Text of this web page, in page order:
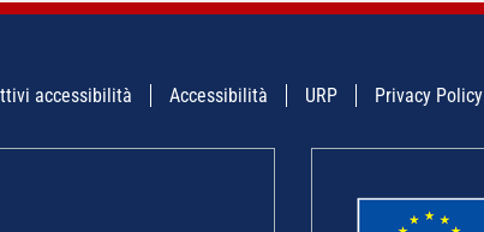
accessibilità Accessibilità URP Privacy Policy